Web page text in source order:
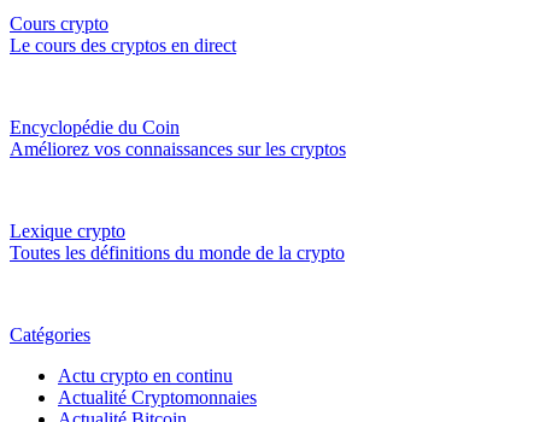
Cours crypto
Le cours des cryptos en direct
Encyclopédie du Coin
Améliorez vos connaissances sur les cryptos
Lexique crypto
Toutes les définitions du monde de la crypto
Catégories
Actu crypto en continu
Actualité Cryptomonnaies